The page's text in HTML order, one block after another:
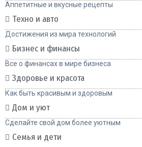
Аппетитные и вкусные рецепты
Техно и авто
Достижения из мира технологий
Бизнес и финансы
Все о финансах в мире бизнеса
Здоровье и красота
Как быть красивым и здоровым
Дом и уют
Сделайте свой дом более уютным
Семья и дети